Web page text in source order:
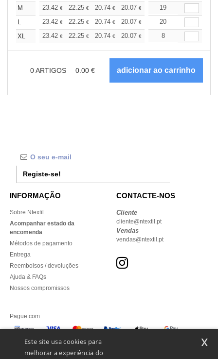
M
23.42 € 22.25 € 20.74 € 20.07 € 19.07€
19
L
23.42 € 22.25 € 20.74 € 20.07 € 19.07€
20
XL
23.42 € 22.25 € 20.74 € 20.07 € 19.07
8
0ARTIGOS 0.00 €
Registe-se!
INFORMAÇÃO
Sobre Ntextil
Acompanhar estado da
encomenda
Métodos de pagamento
Entrega
Reembolsos / devoluções
Ajuda & FAQs
Nossos compromissos
CONTACTE-NOS
Cliente
cliente@ntextil.pt
Vendas
vendas@ntextil.pt
Pague com
Enviamos com
Este site usa cookies para
melhorar a experiência do
x